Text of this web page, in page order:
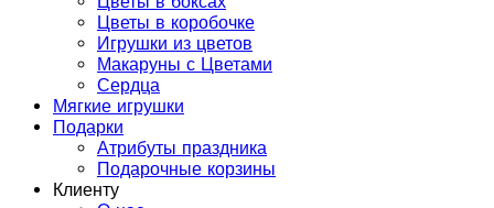
Цветы в коробочке
Игрушки из цветов
Макаруны с Цветами
Сердца
Мягкие игрушки
Подарки
Атрибуты праздника
Подарочные корзины
Клиенту